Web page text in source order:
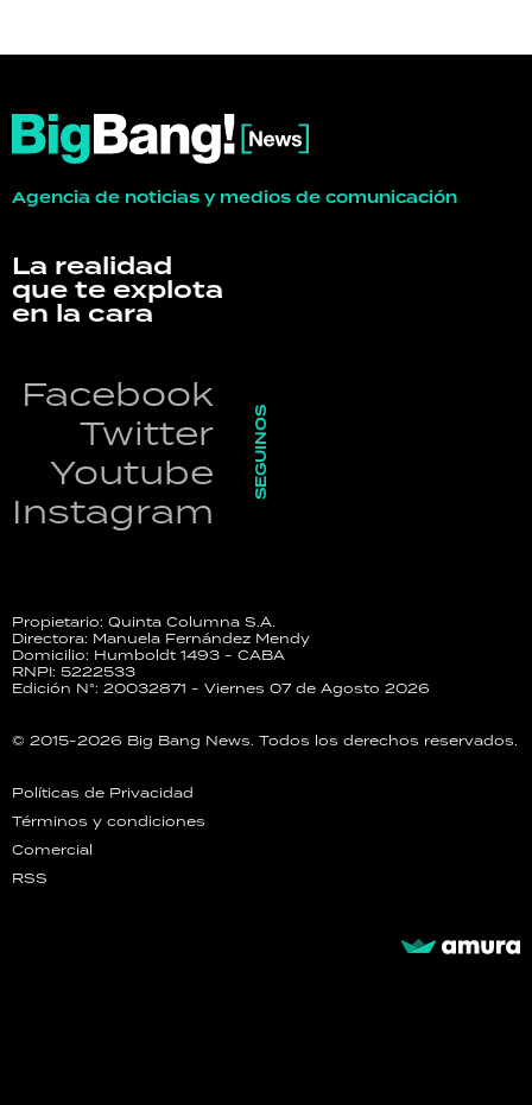
Agencia de noticias y medios de comunicación
La realidad
que te explota
en la cara
Facebook
Twitter
Youtube
Instagram
SEGUINOS
Propietario: Quinta Columna S.A.
Directora: Manuela Fernández Mendy
Domicilio: Humboldt 1493 - CABA
RNPI: 5222533
Edición N°: 20032871 - Viernes 07 de Agosto 2026
© 2015-2026 Big Bang News. Todos los derechos reservados.
Políticas de Privacidad
Términos y condiciones
Comercial
RSS